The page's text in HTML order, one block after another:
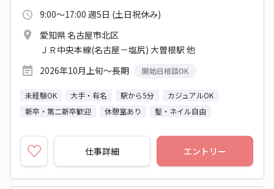
9:00～17:00 週5日 (土日祝休み)
愛知県 名古屋市北区
ＪＲ中央本線(名古屋－塩尻) 大曽根駅 他
2026年10月上旬～長期
開始日相談OK
未経験OK 大手・有名 駅から5分
カジュアルOK
新卒・第二新卒歓迎
休憩室あり 髪・ネイル自由
仕事詳細 エントリー